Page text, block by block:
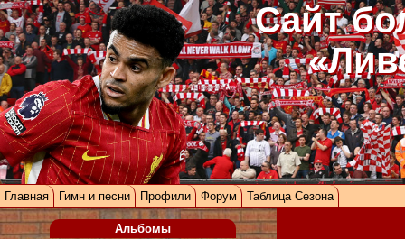
Сайт
Главная Гимн и песни Профили Форум Таблица Сезона
Альбомы